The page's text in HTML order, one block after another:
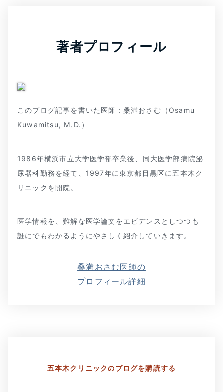
著者プロフィール
このブログ記事を書いた医師：桑満おさむ（Osamu
Kuwamitsu, M.D.）
1986年横浜市立大学医学部卒業後、同大医学部病院泌
尿器科勤務を経て、1997年に東京都目黒区に五本木ク
リニックを開院。
医学情報を、難解な医学論文をエビデンスとしつつも
誰にでもわかるようにやさしく紹介していきます。
桑満おさむ医師の
プロフィール詳細
五本木クリニックのブログを購読する
当院からのお知らせ
はじめての方へ
一般診療 美容診療